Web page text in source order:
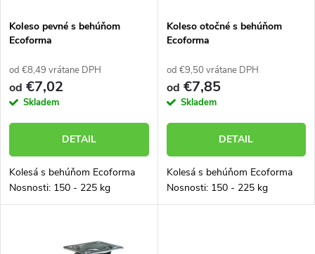
e
p
r
o
d
u
s
p
r
o
d
u
Koleso pevné s behúňom
Ecoforma
od €8,49 vrátane DPH
od €7,02
Skladem
DETAIL
Kolesá s behúňom Ecoforma
Nosnosti: 150 - 225 kg
Koleso otočné s behúňom
Ecoforma
od €9,50 vrátane DPH
od €7,85
Skladem
DETAIL
Kolesá s behúňom Ecoforma
Nosnosti: 150 - 225 kg